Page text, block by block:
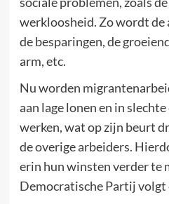
werkloosheid. Zo wordt de
de besparingen, de
arm, etc.
Nu worden
aan lage lonen en in
werken, wat op zijn beurt
de overige arbeiders.
erin hun winsten verder te
Democratische Partij volgt